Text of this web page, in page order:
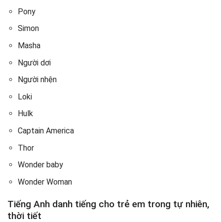
Pony
Simon
Masha
Người dơi
Người nhện
Loki
Hulk
Captain America
Thor
Wonder baby
Wonder Woman
Tiếng Anh danh tiếng cho trẻ em trong tự nhiên,
thời tiết